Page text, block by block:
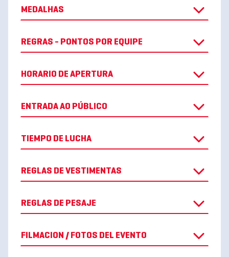
MEDALHAS
REGRAS - PONTOS POR EQUIPE
HORARIO DE APERTURA
ENTRADA AO PÚBLICO
TIEMPO DE LUCHA
REGLAS DE VESTIMENTAS
REGLAS DE PESAJE
FILMACION / FOTOS DEL EVENTO